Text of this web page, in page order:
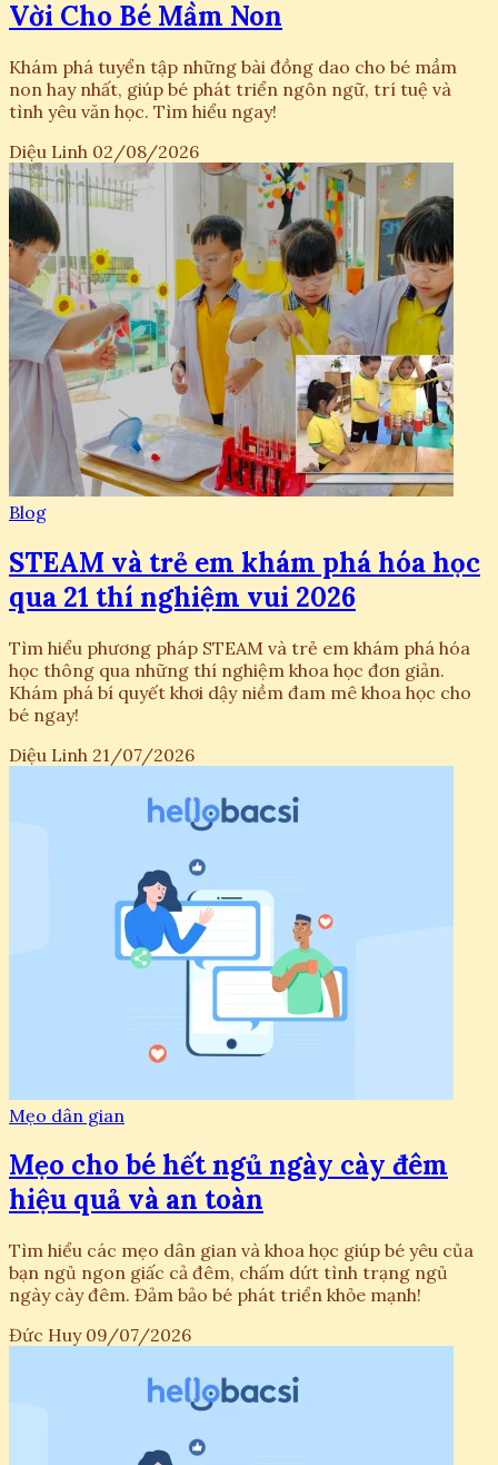
Vời Cho Bé Mầm Non
Khám phá tuyển tập những bài đồng dao cho bé mầm
non hay nhất, giúp bé phát triển ngôn ngữ, trí tuệ và
tình yêu văn học. Tìm hiểu ngay!
Diệu Linh 02/08/2026
Blog
STEAM và trẻ em khám phá hóa học
qua 21 thí nghiệm vui 2026
Tìm hiểu phương pháp STEAM và trẻ em khám phá hóa
học thông qua những thí nghiệm khoa học đơn giản.
Khám phá bí quyết khơi dậy niềm đam mê khoa học cho
bé ngay!
Diệu Linh 21/07/2026
Mẹo dân gian
Mẹo cho bé hết ngủ ngày cày đêm
hiệu quả và an toàn
Tìm hiểu các mẹo dân gian và khoa học giúp bé yêu của
bạn ngủ ngon giấc cả đêm, chấm dứt tình trạng ngủ
ngày cày đêm. Đảm bảo bé phát triển khỏe mạnh!
Đức Huy 09/07/2026